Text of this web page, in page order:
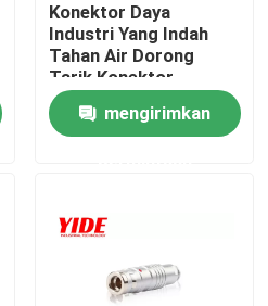
Konektor Daya
Industri Yang Indah
Tahan Air Dorong
Tarik Konektor
mengirimkan